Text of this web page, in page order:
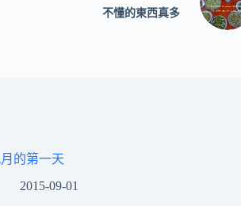
不懂的東西真多
的第一天
2015-09-01